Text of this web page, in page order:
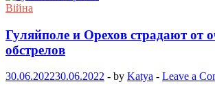
Війна
Гуляйполе и Орехов страдают от
обстрелов
30.06.202230.06.2022 - by Katya - Leave a